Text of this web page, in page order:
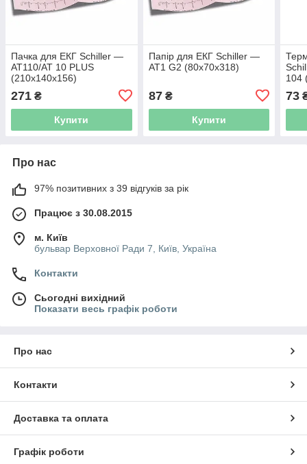
Пачка для ЕКГ Schiller —
AT110/AT 10 PLUS
(210x140x156)
271 ₴
Купити
Папір для ЕКГ Schiller —
AT1 G2 (80x70x318)
87₴
Купити
104
73
Про нас
97% позитивних з 39 відгуків за рік
Працює з 30.08.2015
м. Київ
бульвар Верховної Ради 7, Київ, Україна
Контакти
Сьогодні вихідний
Показати весь графік роботи
Про нас
Контакти
Доставка та оплата
Графік роботи